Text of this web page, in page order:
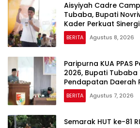
Aisyiyah Cadre
Tubaba, Bupati
Kader Perkuat
BERITA Agustus 8, 2026
Paripurna KUA PPAS
2026, Bupati
Pendapatan Daerah
BERITA Agustus 7, 2026
Semarak HUT ke-81